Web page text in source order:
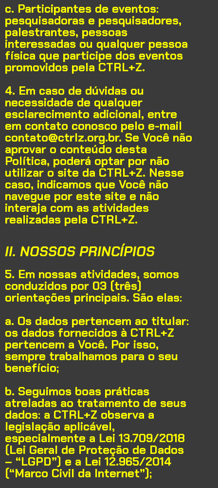
c. Participantes de eventos:
pesquisadoras e pesquisadores,
palestrantes, pessoas
interessadas ou qualquer pessoa
física que participe dos eventos
promovidos pela CTRL+Z.
4. Em caso de dúvidas ou
necessidade de qualquer
esclarecimento adicional, entre
em contato conosco pelo e-mail
contato@ctrlz.org.br. Se Você não
aprovar o conteúdo desta
Política, poderá optar por não
utilizar o site da CTRL+Z. Nesse
caso, indicamos que Você não
navegue por este site e não
interaja com as atividades
realizadas pela CTRL+Z.
II. NOSSOS PRINCÍPIOS
5. Em nossas atividades, somos
conduzidos por 03 (três)
orientações principais. São elas:
a. Os dados pertencem ao titular:
os dados fornecidos à CTRL+Z
pertencem a Você. Por isso,
sempre trabalhamos para o seu
benefício;
b. Seguimos boas práticas
atreladas ao tratamento de seus
dados: a CTRL+Z observa a
legislação aplicável,
especialmente a Lei 13.709/2018
(Lei Geral de Proteção de Dados
– “LGPD”) e a Lei 12.965/2014
(“Marco Civil da Internet”);